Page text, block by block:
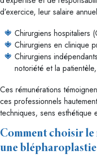
d’exercice, leur salaire
Chirurgiens
Chirurgiens en
Chirurgiens
notoriété et la
Ces rémunérations
ces professionnels
techniques, sens esthétique
Comment choisir
une blépharoplastie